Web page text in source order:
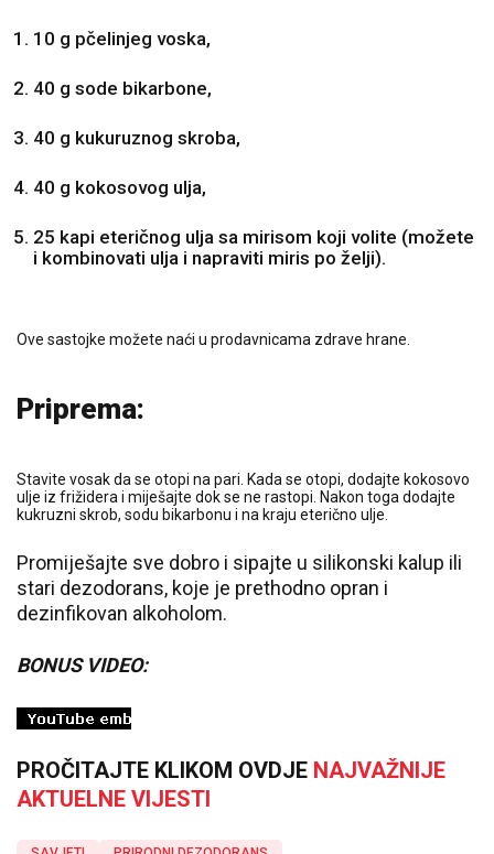
10 g pčelinjeg voska,
40 g sode bikarbone,
40 g kukuruznog skroba,
40 g kokosovog ulja,
25 kapi eteričnog ulja sa mirisom koji volite (možete
i kombinovati ulja i napraviti miris po želji).
Ove sastojke možete naći u prodavnicama zdrave hrane.
Priprema:
Stavite vosak da se otopi na pari. Kada se otopi, dodajte kokosovo
ulje iz frižidera i miješajte dok se ne rastopi. Nakon toga dodajte
kukruzni skrob, sodu bikarbonu i na kraju eterično ulje.
Promiješajte sve dobro i sipajte u silikonski kalup ili
stari dezodorans, koje je prethodno opran i
dezinfikovan alkoholom.
BONUS VIDEO:
PROČITAJTE KLIKOM OVDJE NAJVAŽNIJE
AKTUELNE VIJESTI